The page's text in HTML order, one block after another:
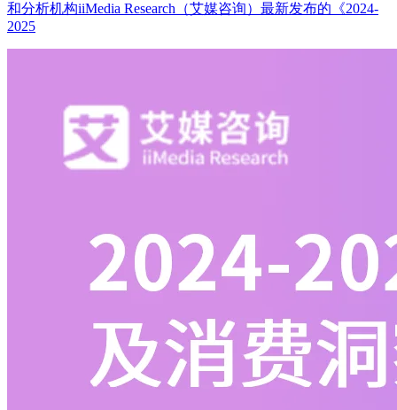
和分析机构iiMedia Research（艾媒咨询）最新发布的《2024-
2025